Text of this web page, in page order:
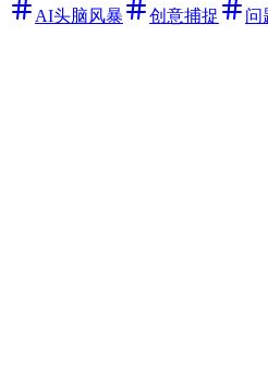
AI头脑风暴 创意捕捉 问